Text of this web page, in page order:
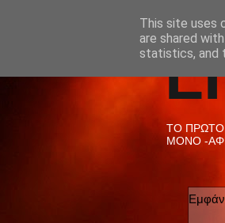
ΤΟ ΠΡΩΤΟ
ΜΟΝΟ -
This site uses
are shared
statistics, and